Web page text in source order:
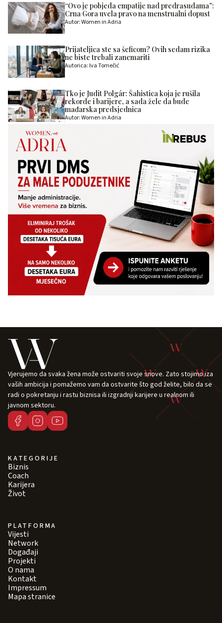
“Ovo je pobjeda empatije nad predrasudama”:
Crna Gora uvela pravo na menstrualni dopust
Autor: Women in Adria
Prijateljica ste sa šeficom? Ovih sedam rizika
ne biste trebali zanemariti
Autorica: Iva Tomečić
Tko je Judit Polgár: Šahistica koja je rušila
rekorde i barijere, a sada žele da bude
mađarska predsjednica
Autor: Women in Adria
Vjerujemo da svaka žena može ostvariti svoje snove. Zato stojimo iza
vaših ambicija i pomažemo vam da ostvarite što god želite, bilo da se
radi o pokretanju i rastu biznisa ili izgradnji karijere u realnom ili
javnom sektoru.
KATEGORIJE
Biznis
Coach
Karijera
Život
PLATFORMA
Vijesti
Network
Događaji
Projekti
O nama
Kontakt
Impressum
Mapa stranice